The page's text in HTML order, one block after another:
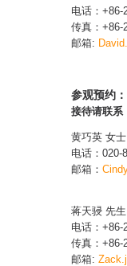
电话：+86-
传真：+86-
邮箱:
参观预约
接待请联系
黄巧英 女士
电话：020-
邮箱：
蒋天骎 先生
电话：+86-
传真：+86-
邮箱: